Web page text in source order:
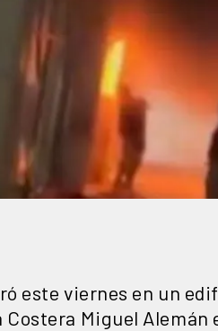
este viernes en un
Miguel Alemán